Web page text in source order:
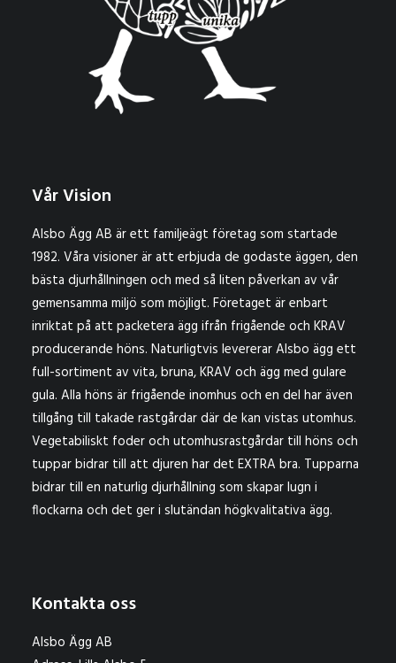
Vår Vision
Alsbo Ägg AB är ett familjeägt företag som startade
1982. Våra visioner är att erbjuda de godaste äggen, den
bästa djurhållningen och med så liten påverkan av vår
gemensamma miljö som möjligt. Företaget är enbart
inriktat på att packetera ägg ifrån frigående och KRAV
producerande höns. Naturligtvis levererar Alsbo ägg ett
full-sortiment av vita, bruna, KRAV och ägg med gulare
gula. Alla höns är frigående inomhus och en del har även
tillgång till takade rastgårdar där de kan vistas utomhus.
Vegetabiliskt foder och utomhusrastgårdar till höns och
tuppar bidrar till att djuren har det EXTRA bra. Tupparna
bidrar till en naturlig djurhållning som skapar lugn i
flockarna och det ger i slutändan högkvalitativa ägg.
Kontakta oss
Alsbo Ägg AB